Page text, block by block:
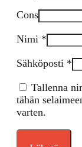
Cons
Nimi *
Sähköposti *
Tallenna
tähän
varten.